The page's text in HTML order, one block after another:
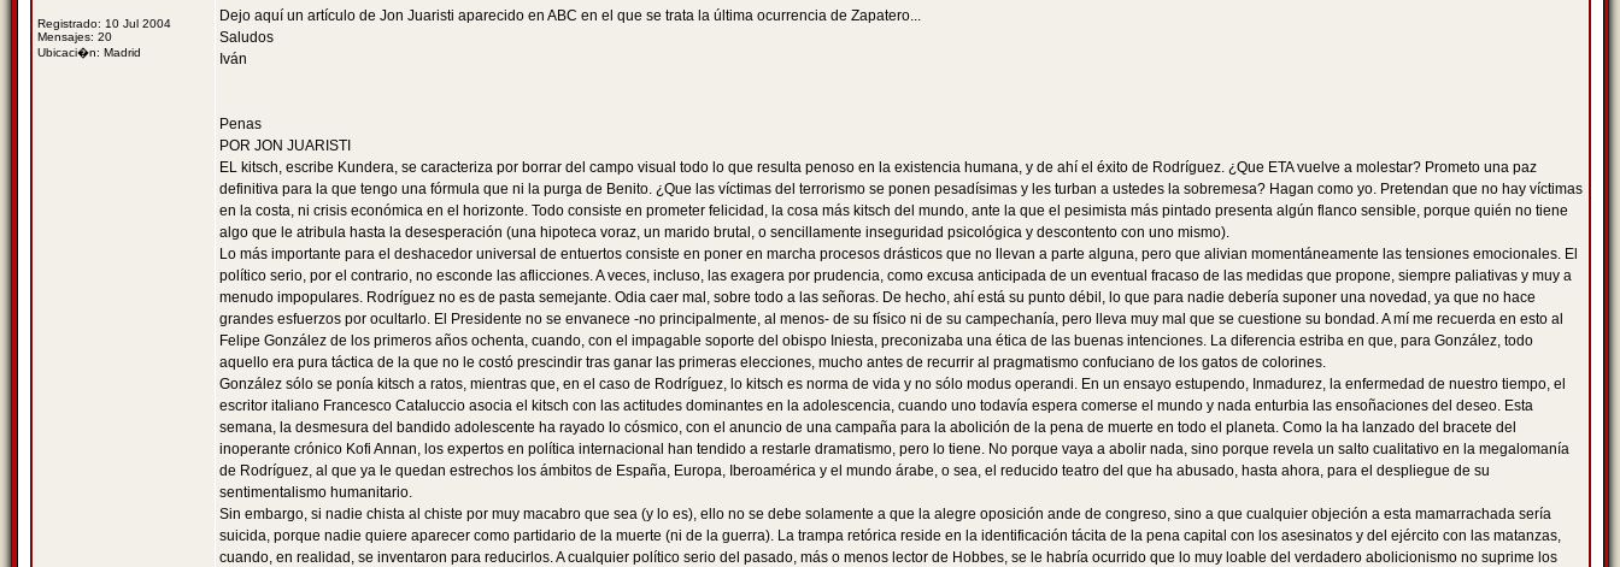
Registrado: 10 Jul 2004
Mensajes: 20
Ubicaci�n: Madrid
Dejo aquí un artículo de Jon Juaristi aparecido en ABC en el que se trata la última ocurrencia de Zapatero...
Saludos
Iván
Penas
POR JON JUARISTI
EL kitsch, escribe Kundera, se caracteriza por borrar del campo visual todo lo que resulta penoso en la existencia humana, y de ahí el éxito de Rodríguez. ¿Que ETA vuelve a molestar? Prometo una paz
definitiva para la que tengo una fórmula que ni la purga de Benito. ¿Que las víctimas del terrorismo se ponen pesadísimas y les turban a ustedes la sobremesa? Hagan como yo. Pretendan que no hay víctimas
en la costa, ni crisis económica en el horizonte. Todo consiste en prometer felicidad, la cosa más kitsch del mundo, ante la que el pesimista más pintado presenta algún flanco sensible, porque quién no tiene
algo que le atribula hasta la desesperación (una hipoteca voraz, un marido brutal, o sencillamente inseguridad psicológica y descontento con uno mismo).
Lo más importante para el deshacedor universal de entuertos consiste en poner en marcha procesos drásticos que no llevan a parte alguna, pero que alivian momentáneamente las tensiones emocionales. El
político serio, por el contrario, no esconde las aflicciones. A veces, incluso, las exagera por prudencia, como excusa anticipada de un eventual fracaso de las medidas que propone, siempre paliativas y muy a
menudo impopulares. Rodríguez no es de pasta semejante. Odia caer mal, sobre todo a las señoras. De hecho, ahí está su punto débil, lo que para nadie debería suponer una novedad, ya que no hace
grandes esfuerzos por ocultarlo. El Presidente no se envanece -no principalmente, al menos- de su físico ni de su campechanía, pero lleva muy mal que se cuestione su bondad. A mí me recuerda en esto al
Felipe González de los primeros años ochenta, cuando, con el impagable soporte del obispo Iniesta, preconizaba una ética de las buenas intenciones. La diferencia estriba en que, para González, todo
aquello era pura táctica de la que no le costó prescindir tras ganar las primeras elecciones, mucho antes de recurrir al pragmatismo confuciano de los gatos de colorines.
González sólo se ponía kitsch a ratos, mientras que, en el caso de Rodríguez, lo kitsch es norma de vida y no sólo modus operandi. En un ensayo estupendo, Inmadurez, la enfermedad de nuestro tiempo, el
escritor italiano Francesco Cataluccio asocia el kitsch con las actitudes dominantes en la adolescencia, cuando uno todavía espera comerse el mundo y nada enturbia las ensoñaciones del deseo. Esta
semana, la desmesura del bandido adolescente ha rayado lo cósmico, con el anuncio de una campaña para la abolición de la pena de muerte en todo el planeta. Como la ha lanzado del bracete del
inoperante crónico Kofi Annan, los expertos en política internacional han tendido a restarle dramatismo, pero lo tiene. No porque vaya a abolir nada, sino porque revela un salto cualitativo en la megalomanía
de Rodríguez, al que ya le quedan estrechos los ámbitos de España, Europa, Iberoamérica y el mundo árabe, o sea, el reducido teatro del que ha abusado, hasta ahora, para el despliegue de su
sentimentalismo humanitario.
Sin embargo, si nadie chista al chiste por muy macabro que sea (y lo es), ello no se debe solamente a que la alegre oposición ande de congreso, sino a que cualquier objeción a esta mamarrachada sería
suicida, porque nadie quiere aparecer como partidario de la muerte (ni de la guerra). La trampa retórica reside en la identificación tácita de la pena capital con los asesinatos y del ejército con las matanzas,
cuando, en realidad, se inventaron para reducirlos. A cualquier político serio del pasado, más o menos lector de Hobbes, se le habría ocurrido que lo muy loable del verdadero abolicionismo no suprime los